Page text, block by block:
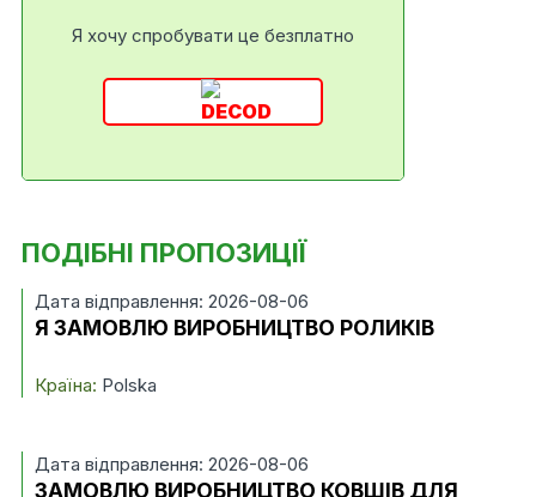
Я хочу спробувати це безплатно
ПОДІБНІ ПРОПОЗИЦІЇ
Дата відправлення: 2026-08-06
Я ЗАМОВЛЮ ВИРОБНИЦТВО РОЛИКІВ
Країна: Polska
Дата відправлення: 2026-08-06
ЗАМОВЛЮ ВИРОБНИЦТВО КОВШІВ ДЛЯ